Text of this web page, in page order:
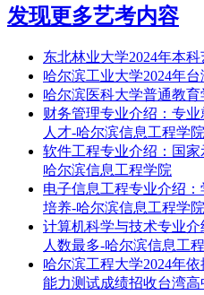
发现更多艺考内容
东北林业大学2024年本
哈尔滨工业大学2024年
哈尔滨医科大学普通教
财务管理专业介绍：专
人才-哈尔滨信息工程学院
软件工程专业介绍：国
哈尔滨信息工程学院
电子信息工程专业介绍
培养-哈尔滨信息工程学院
计算机科学与技术专业
人数最多-哈尔滨信息工
哈尔滨工程大学2024年
能力测试成绩招收台湾